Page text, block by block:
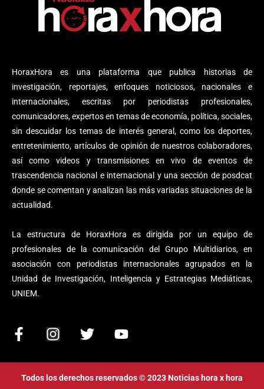
HoraxHora es una plataforma que publica historias de
investigación, reportajes, enfoques noticiosos, nacionales e
internacionales, escritas por periodistas profesionales,
comunicadores, expertos en temas de economía, política, sociales,
sin descuidar los temas de interés general, como los deportes,
entretenimiento, artículos de opinión de nuestros colaboradores,
así como videos y transmisiones en vivo de eventos de
trascendencia nacional e internacional y una sección de posdcat
donde se comentan y analizan las más variadas situaciones de la
actualidad.
La estructura de HoraxHora es dirigida por un equipo de
profesionales de la comunicación del Grupo Multidiarios, en
asociación con periodistas internacionales agrupados en la
Unidad de Investigación, Inteligencia y Estrategias Mediáticas,
UNIEM.
F
c
e
I
s
t
T
i
t
Y
u
t
Todos los derechos reservados © 2023 Noticias hora x hora